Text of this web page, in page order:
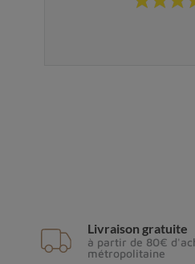
Livraison gratuite
à partir de 80€
métropolitaine